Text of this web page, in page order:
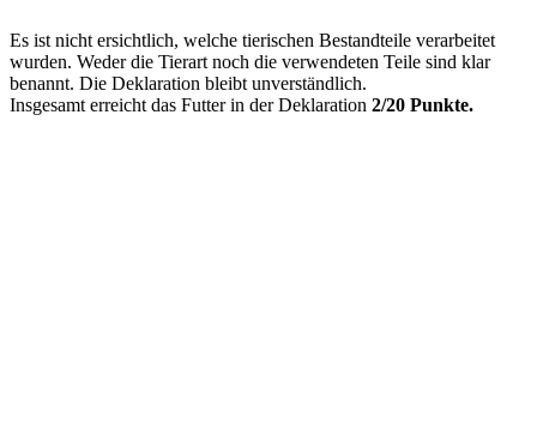
Es ist nicht ersichtlich, welche tierischen Bestandteile verarbeitet
wurden. Weder die Tierart noch die verwendeten Teile sind klar
benannt. Die Deklaration bleibt unverständlich.
Insgesamt erreicht das Futter in der Deklaration 2/20 Punkte.